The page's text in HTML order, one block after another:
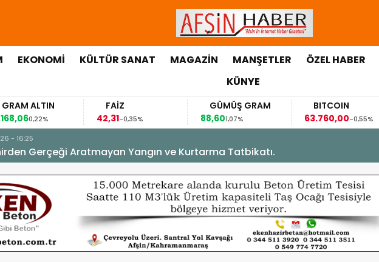
EKONOMİ KÜLTÜR SANAT MAGAZİN MANŞETLER
ÖZEL HABER
KÜNYE
FAİZ
-0,35%
GÜMÜŞ GRAM
1,07%
BITCOIN
63.760,00-0,55%
- 16:25
Gerçeği Aratmayan Yangın ve Kurtarma Tatbikatı.